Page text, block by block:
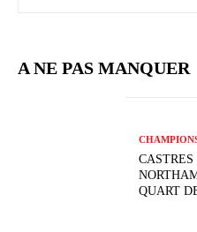
A NE PAS MANQUER
CASTRES
QUART